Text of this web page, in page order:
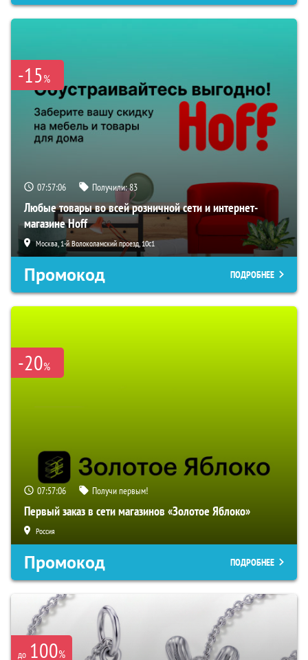
-15%
07:57:06 Получили:83
Любые товары во всей розничной сети и интернет-
магазине Hoff
Москва, 1-й Волоколамский проезд, 10с1
Промокод ПОДРОБНЕЕ
-20%
07:57:06 Получи первым!
Первый заказ в сети магазинов «Золотое Яблоко»
Россия
Промокод ПОДРОБНЕЕ
до 100%